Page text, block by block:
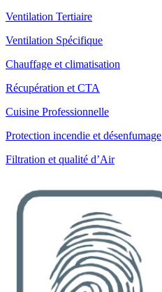
Ventilation Tertiaire
Ventilation Spécifique
Chauffage et climatisation
Récupération et CTA
Cuisine Professionnelle
Protection incendie et désenfumage
Filtration et qualité d’Air